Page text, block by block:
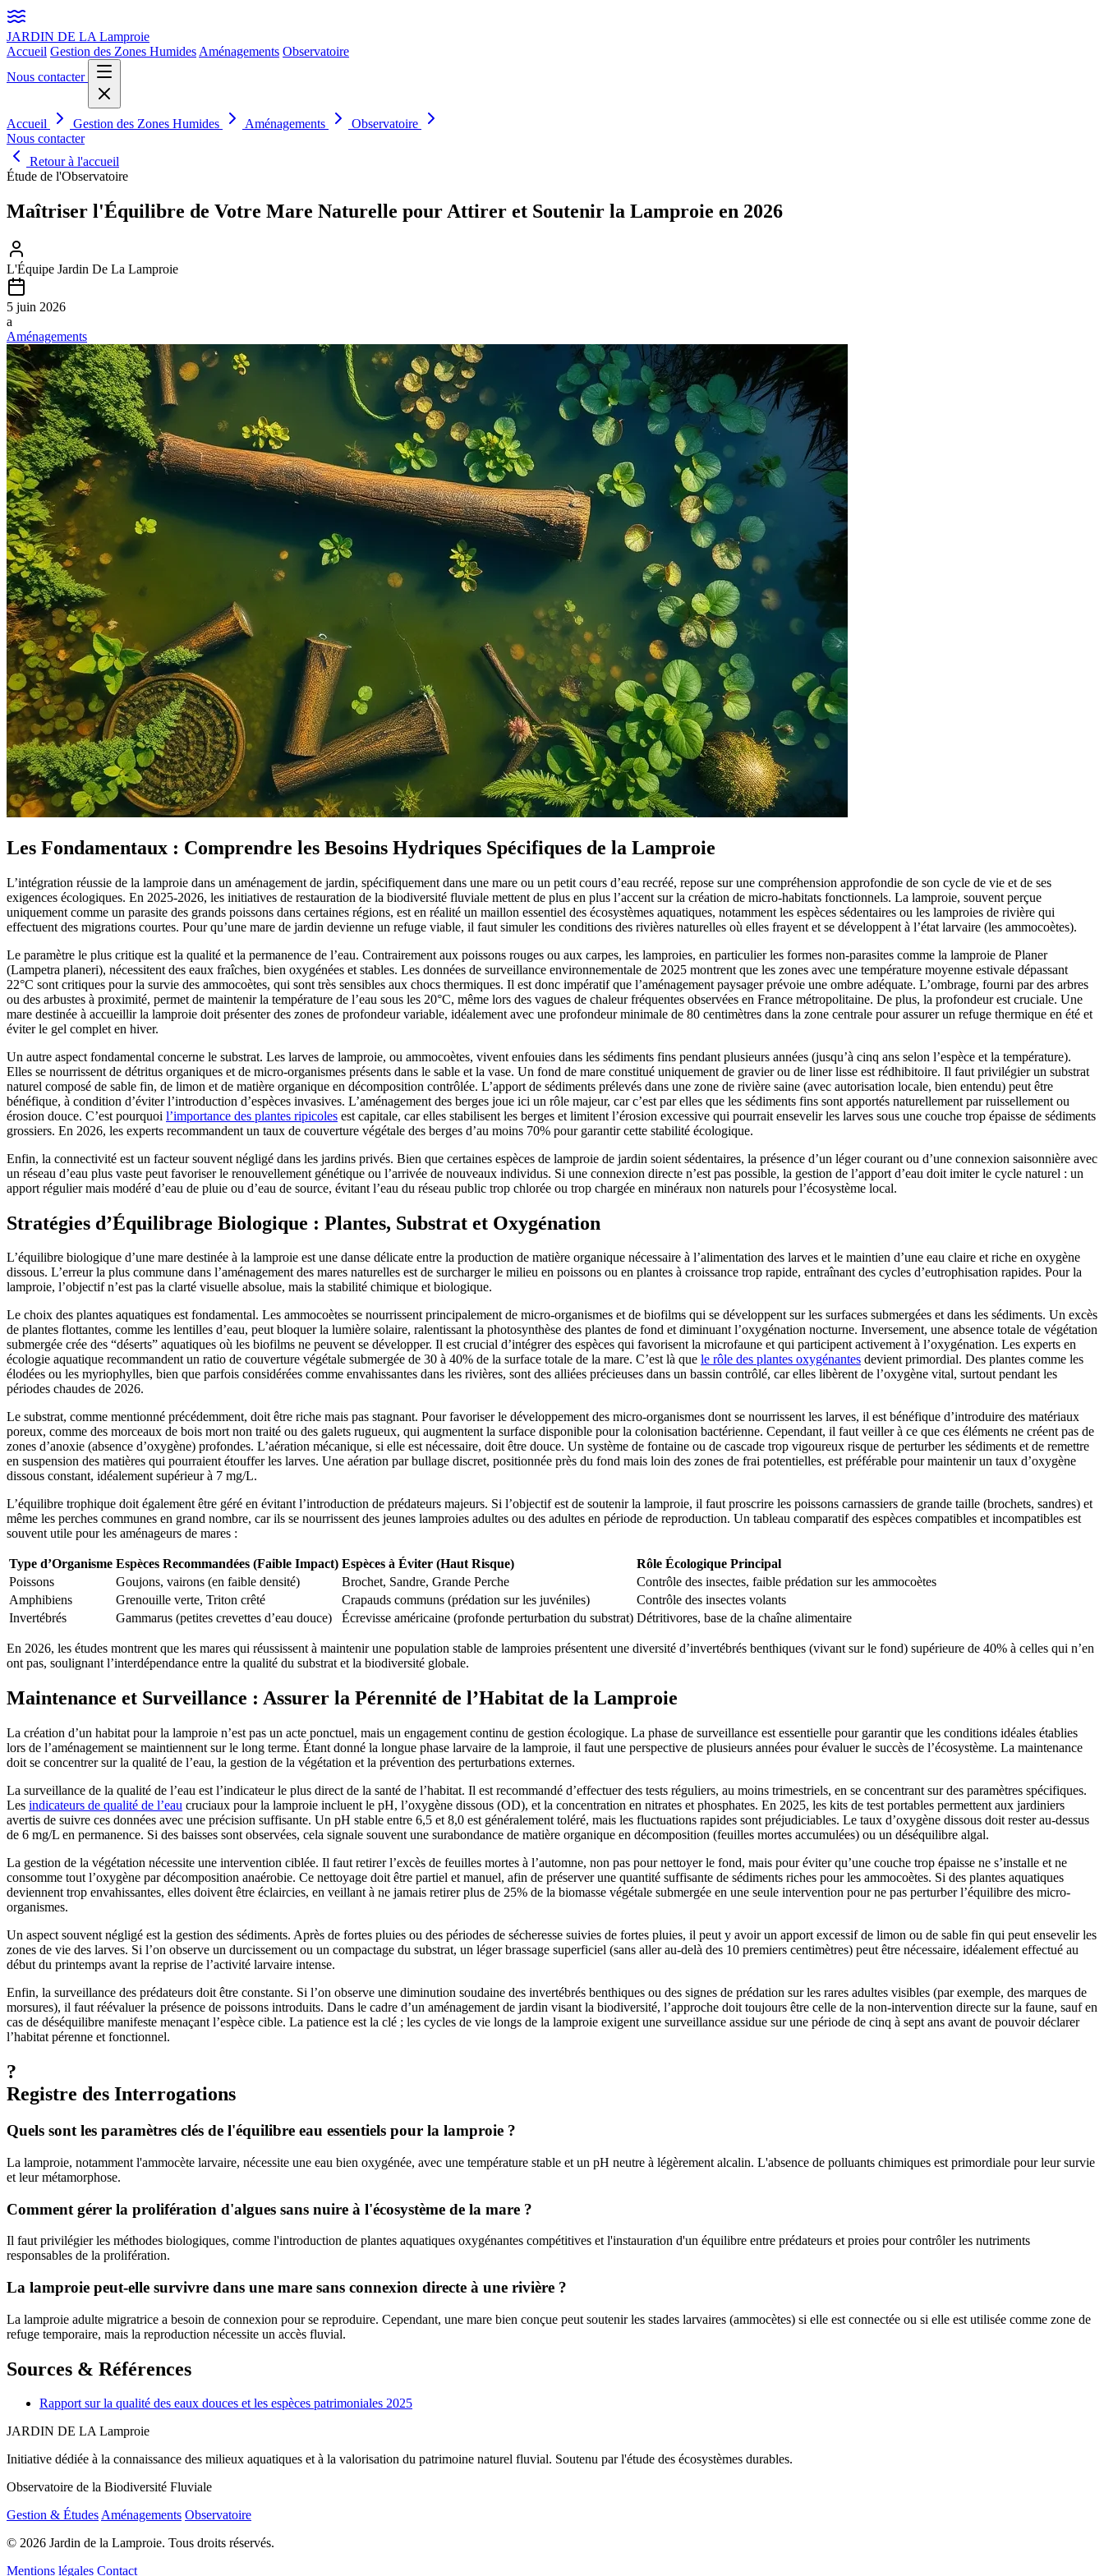
JARDIN DE LA Lamproie
Accueil Gestion des Zones Humides Aménagements Observatoire
Nous contacter
Accueil Gestion des Zones Humides Aménagements
Observatoire
Nous contacter
Retour à l'accueil
Étude de l'Observatoire
Maîtriser l'Équilibre de Votre Mare Naturelle pour Attirer et Soutenir la Lamproie en 2026
L'Équipe Jardin De La Lamproie
5 juin 2026
a
Aménagements
Les Fondamentaux : Comprendre les Besoins Hydriques Spécifiques de la Lamproie
L’intégration réussie de la lamproie dans un aménagement de jardin, spécifiquement dans une mare ou un petit cours d’eau recréé, repose sur une compréhension approfondie de son cycle de vie et de ses
exigences écologiques. En 2025-2026, les initiatives de restauration de la biodiversité fluviale mettent de plus en plus l’accent sur la création de micro-habitats fonctionnels. La lamproie, souvent perçue
uniquement comme un parasite des grands poissons dans certaines régions, est en réalité un maillon essentiel des écosystèmes aquatiques, notamment les espèces sédentaires ou les lamproies de rivière qui
effectuent des migrations courtes. Pour qu’une mare de jardin devienne un refuge viable, il faut simuler les conditions des rivières naturelles où elles frayent et se développent à l’état larvaire (les ammocoètes).
Le paramètre le plus critique est la qualité et la permanence de l’eau. Contrairement aux poissons rouges ou aux carpes, les lamproies, en particulier les formes non-parasites comme la lamproie de Planer
(Lampetra planeri), nécessitent des eaux fraîches, bien oxygénées et stables. Les données de surveillance environnementale de 2025 montrent que les zones avec une température moyenne estivale dépassant
22°C sont critiques pour la survie des ammocoètes, qui sont très sensibles aux chocs thermiques. Il est donc impératif que l’aménagement paysager prévoie une ombre adéquate. L’ombrage, fourni par des arbres
ou des arbustes à proximité, permet de maintenir la température de l’eau sous les 20°C, même lors des vagues de chaleur fréquentes observées en France métropolitaine. De plus, la profondeur est cruciale. Une
mare destinée à accueillir la lamproie doit présenter des zones de profondeur variable, idéalement avec une profondeur minimale de 80 centimètres dans la zone centrale pour assurer un refuge thermique en été et
éviter le gel complet en hiver.
Un autre aspect fondamental concerne le substrat. Les larves de lamproie, ou ammocoètes, vivent enfouies dans les sédiments fins pendant plusieurs années (jusqu’à cinq ans selon l’espèce et la température).
Elles se nourrissent de détritus organiques et de micro-organismes présents dans le sable et la vase. Un fond de mare constitué uniquement de gravier ou de liner lisse est rédhibitoire. Il faut privilégier un substrat
naturel composé de sable fin, de limon et de matière organique en décomposition contrôlée. L’apport de sédiments prélevés dans une zone de rivière saine (avec autorisation locale, bien entendu) peut être
bénéfique, à condition d’éviter l’introduction d’espèces invasives. L’aménagement des berges joue ici un rôle majeur, car c’est par elles que les sédiments fins sont apportés naturellement par ruissellement ou
érosion douce. C’est pourquoi l’importance des plantes ripicoles est capitale, car elles stabilisent les berges et limitent l’érosion excessive qui pourrait ensevelir les larves sous une couche trop épaisse de sédiments
grossiers. En 2026, les experts recommandent un taux de couverture végétale des berges d’au moins 70% pour garantir cette stabilité écologique.
Enfin, la connectivité est un facteur souvent négligé dans les jardins privés. Bien que certaines espèces de lamproie de jardin soient sédentaires, la présence d’un léger courant ou d’une connexion saisonnière avec
un réseau d’eau plus vaste peut favoriser le renouvellement génétique ou l’arrivée de nouveaux individus. Si une connexion directe n’est pas possible, la gestion de l’apport d’eau doit imiter le cycle naturel : un
apport régulier mais modéré d’eau de pluie ou d’eau de source, évitant l’eau du réseau public trop chlorée ou trop chargée en minéraux non naturels pour l’écosystème local.
Stratégies d’Équilibrage Biologique : Plantes, Substrat et Oxygénation
L’équilibre biologique d’une mare destinée à la lamproie est une danse délicate entre la production de matière organique nécessaire à l’alimentation des larves et le maintien d’une eau claire et riche en oxygène
dissous. L’erreur la plus commune dans l’aménagement des mares naturelles est de surcharger le milieu en poissons ou en plantes à croissance trop rapide, entraînant des cycles d’eutrophisation rapides. Pour la
lamproie, l’objectif n’est pas la clarté visuelle absolue, mais la stabilité chimique et biologique.
Le choix des plantes aquatiques est fondamental. Les ammocoètes se nourrissent principalement de micro-organismes et de biofilms qui se développent sur les surfaces submergées et dans les sédiments. Un excès
de plantes flottantes, comme les lentilles d’eau, peut bloquer la lumière solaire, ralentissant la photosynthèse des plantes de fond et diminuant l’oxygénation nocturne. Inversement, une absence totale de végétation
submergée crée des “déserts” aquatiques où les biofilms ne peuvent se développer. Il est crucial d’intégrer des espèces qui favorisent la microfaune et qui participent activement à l’oxygénation. Les experts en
écologie aquatique recommandent un ratio de couverture végétale submergée de 30 à 40% de la surface totale de la mare. C’est là que le rôle des plantes oxygénantes devient primordial. Des plantes comme les
élodées ou les myriophylles, bien que parfois considérées comme envahissantes dans les rivières, sont des alliées précieuses dans un bassin contrôlé, car elles libèrent de l’oxygène vital, surtout pendant les
périodes chaudes de 2026.
Le substrat, comme mentionné précédemment, doit être riche mais pas stagnant. Pour favoriser le développement des micro-organismes dont se nourrissent les larves, il est bénéfique d’introduire des matériaux
poreux, comme des morceaux de bois mort non traité ou des galets rugueux, qui augmentent la surface disponible pour la colonisation bactérienne. Cependant, il faut veiller à ce que ces éléments ne créent pas de
zones d’anoxie (absence d’oxygène) profondes. L’aération mécanique, si elle est nécessaire, doit être douce. Un système de fontaine ou de cascade trop vigoureux risque de perturber les sédiments et de remettre
en suspension des matières qui pourraient étouffer les larves. Une aération par bullage discret, positionnée près du fond mais loin des zones de frai potentielles, est préférable pour maintenir un taux d’oxygène
dissous constant, idéalement supérieur à 7 mg/L.
L’équilibre trophique doit également être géré en évitant l’introduction de prédateurs majeurs. Si l’objectif est de soutenir la lamproie, il faut proscrire les poissons carnassiers de grande taille (brochets, sandres) et
même les perches communes en grand nombre, car ils se nourrissent des jeunes lamproies adultes ou des adultes en période de reproduction. Un tableau comparatif des espèces compatibles et incompatibles est
souvent utile pour les aménageurs de mares :
Type d’Organisme Espèces Recommandées (Faible Impact) Espèces à Éviter (Haut Risque)
Rôle Écologique Principal
Poissons
Goujons, vairons (en faible densité) Brochet, Sandre, Grande Perche
Contrôle des insectes, faible prédation sur les ammocoètes
Amphibiens
Grenouille verte, Triton crêté Crapauds communs (prédation sur les juvéniles)
Contrôle des insectes volants
Invertébrés
Gammarus (petites crevettes d’eau douce) Écrevisse américaine (profonde perturbation du substrat) Détritivores, base de la chaîne alimentaire
En 2026, les études montrent que les mares qui réussissent à maintenir une population stable de lamproies présentent une diversité d’invertébrés benthiques (vivant sur le fond) supérieure de 40% à celles qui n’en
ont pas, soulignant l’interdépendance entre la qualité du substrat et la biodiversité globale.
Maintenance et Surveillance : Assurer la Pérennité de l’Habitat de la Lamproie
La création d’un habitat pour la lamproie n’est pas un acte ponctuel, mais un engagement continu de gestion écologique. La phase de surveillance est essentielle pour garantir que les conditions idéales établies
lors de l’aménagement se maintiennent sur le long terme. Étant donné la longue phase larvaire de la lamproie, il faut une perspective de plusieurs années pour évaluer le succès de l’écosystème. La maintenance
doit se concentrer sur la qualité de l’eau, la gestion de la végétation et la prévention des perturbations externes.
La surveillance de la qualité de l’eau est l’indicateur le plus direct de la santé de l’habitat. Il est recommandé d’effectuer des tests réguliers, au moins trimestriels, en se concentrant sur des paramètres spécifiques.
Les indicateurs de qualité de l’eau cruciaux pour la lamproie incluent le pH, l’oxygène dissous (OD), et la concentration en nitrates et phosphates. En 2025, les kits de test portables permettent aux jardiniers
avertis de suivre ces données avec une précision suffisante. Un pH stable entre 6,5 et 8,0 est généralement toléré, mais les fluctuations rapides sont préjudiciables. Le taux d’oxygène dissous doit rester au-dessus
de 6 mg/L en permanence. Si des baisses sont observées, cela signale souvent une surabondance de matière organique en décomposition (feuilles mortes accumulées) ou un déséquilibre algal.
La gestion de la végétation nécessite une intervention ciblée. Il faut retirer l’excès de feuilles mortes à l’automne, non pas pour nettoyer le fond, mais pour éviter qu’une couche trop épaisse ne s’installe et ne
consomme tout l’oxygène par décomposition anaérobie. Ce nettoyage doit être partiel et manuel, afin de préserver une quantité suffisante de sédiments riches pour les ammocoètes. Si des plantes aquatiques
deviennent trop envahissantes, elles doivent être éclaircies, en veillant à ne jamais retirer plus de 25% de la biomasse végétale submergée en une seule intervention pour ne pas perturber l’équilibre des micro-
organismes.
Un aspect souvent négligé est la gestion des sédiments. Après de fortes pluies ou des périodes de sécheresse suivies de fortes pluies, il peut y avoir un apport excessif de limon ou de sable fin qui peut ensevelir les
zones de vie des larves. Si l’on observe un durcissement ou un compactage du substrat, un léger brassage superficiel (sans aller au-delà des 10 premiers centimètres) peut être nécessaire, idéalement effectué au
début du printemps avant la reprise de l’activité larvaire intense.
Enfin, la surveillance des prédateurs doit être constante. Si l’on observe une diminution soudaine des invertébrés benthiques ou des signes de prédation sur les rares adultes visibles (par exemple, des marques de
morsures), il faut réévaluer la présence de poissons introduits. Dans le cadre d’un aménagement de jardin visant la biodiversité, l’approche doit toujours être celle de la non-intervention directe sur la faune, sauf en
cas de déséquilibre manifeste menaçant l’espèce cible. La patience est la clé ; les cycles de vie longs de la lamproie exigent une surveillance assidue sur une période de cinq à sept ans avant de pouvoir déclarer
l’habitat pérenne et fonctionnel.
?
Registre des Interrogations
Quels sont les paramètres clés de l'équilibre eau essentiels pour la lamproie ?
La lamproie, notamment l'ammocète larvaire, nécessite une eau bien oxygénée, avec une température stable et un pH neutre à légèrement alcalin. L'absence de polluants chimiques est primordiale pour leur survie
et leur métamorphose.
Comment gérer la prolifération d'algues sans nuire à l'écosystème de la mare ?
Il faut privilégier les méthodes biologiques, comme l'introduction de plantes aquatiques oxygénantes compétitives et l'instauration d'un équilibre entre prédateurs et proies pour contrôler les nutriments
responsables de la prolifération.
La lamproie peut-elle survivre dans une mare sans connexion directe à une rivière ?
La lamproie adulte migratrice a besoin de connexion pour se reproduire. Cependant, une mare bien conçue peut soutenir les stades larvaires (ammocètes) si elle est connectée ou si elle est utilisée comme zone de
refuge temporaire, mais la reproduction nécessite un accès fluvial.
Sources & Références
Rapport sur la qualité des eaux douces et les espèces patrimoniales 2025
JARDIN DE LALamproie
Initiative dédiée à la connaissance des milieux aquatiques et à la valorisation du patrimoine naturel fluvial. Soutenu par l'étude des écosystèmes durables.
Observatoire de la Biodiversité Fluviale
Gestion & ÉtudesAménagements Observatoire
© 2026 Jardin de la Lamproie. Tous droits réservés.
Mentions légales Contact